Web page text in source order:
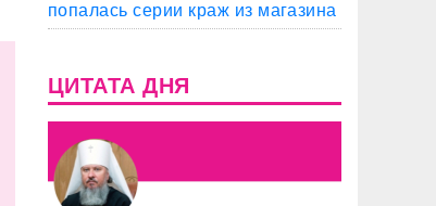
попалась серии краж из магазина
ЦИТАТА ДНЯ